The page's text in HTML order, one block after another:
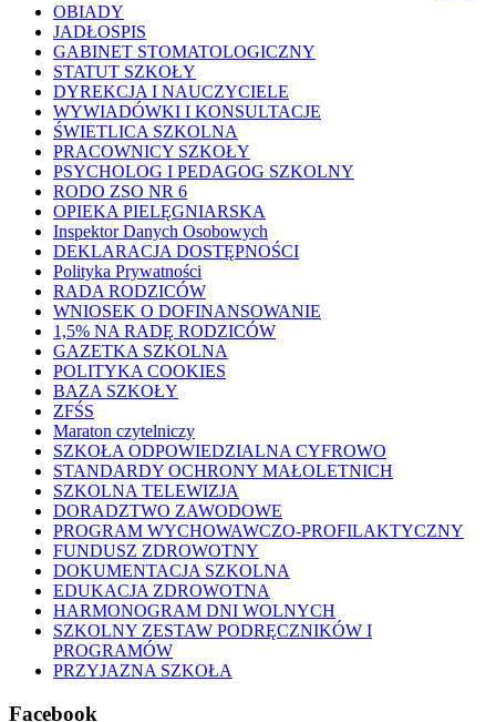
OBIADY
JADŁOSPIS
GABINET STOMATOLOGICZNY
STATUT SZKOŁY
DYREKCJA I NAUCZYCIELE
WYWIADÓWKI I KONSULTACJE
ŚWIETLICA SZKOLNA
PRACOWNICY SZKOŁY
PSYCHOLOG I PEDAGOG SZKOLNY
RODO ZSO NR 6
OPIEKA PIELĘGNIARSKA
Inspektor Danych Osobowych
DEKLARACJA DOSTĘPNOŚCI
Polityka Prywatności
RADA RODZICÓW
WNIOSEK O DOFINANSOWANIE
1,5% NA RADĘ RODZICÓW
GAZETKA SZKOLNA
POLITYKA COOKIES
BAZA SZKOŁY
ZFŚS
Maraton czytelniczy
SZKOŁA ODPOWIEDZIALNA CYFROWO
STANDARDY OCHRONY MAŁOLETNICH
SZKOLNA TELEWIZJA
DORADZTWO ZAWODOWE
PROGRAM WYCHOWAWCZO-PROFILAKTYCZNY
FUNDUSZ ZDROWOTNY
DOKUMENTACJA SZKOLNA
EDUKACJA ZDROWOTNA
HARMONOGRAM DNI WOLNYCH
SZKOLNY ZESTAW PODRĘCZNIKÓW I
PROGRAMÓW
PRZYJAZNA SZKOŁA
Facebook